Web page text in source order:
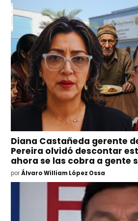
Diana Castañeda gerente
Pereira olvidó descontar
ahora se las cobra a gente
por Álvaro William López Ossa